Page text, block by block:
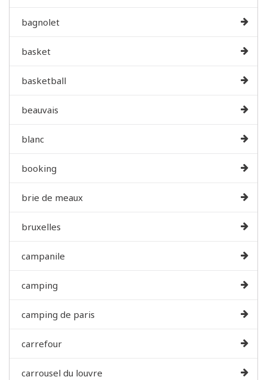
bagnolet
basket
basketball
beauvais
blanc
booking
brie de meaux
bruxelles
campanile
camping
camping de paris
carrefour
carrousel du louvre